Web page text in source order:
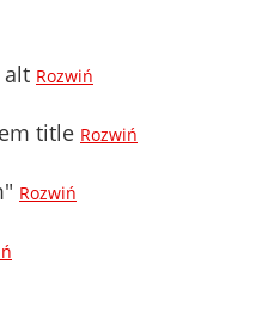
alt Rozwiń
title Rozwiń
Rozwiń